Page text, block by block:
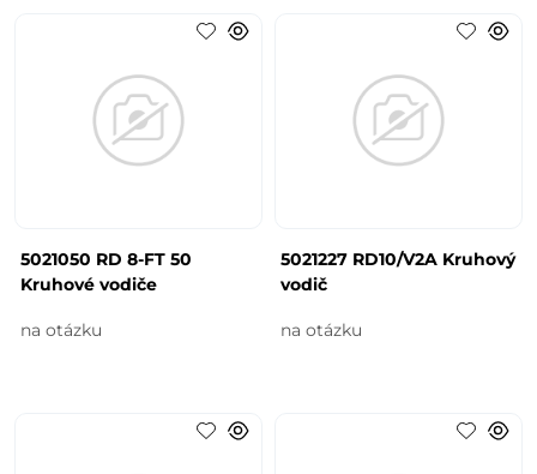
5021050 RD 8-FT 50
Kruhové vodiče
na otázku
5021227 RD10/V2A Kruhový
vodič
na otázku